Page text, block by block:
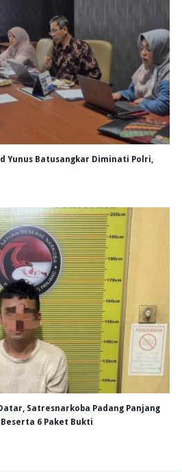
Yunus Batusangkar Diminati Polri,
Satresnarkoba Padang Panjang
6 Paket Bukti